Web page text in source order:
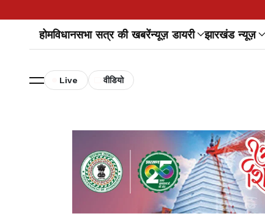
होमविधानसभा सत्र की खबरेंन्यूज़ डायरी झारखंड न्यूज़
Live वीडियो